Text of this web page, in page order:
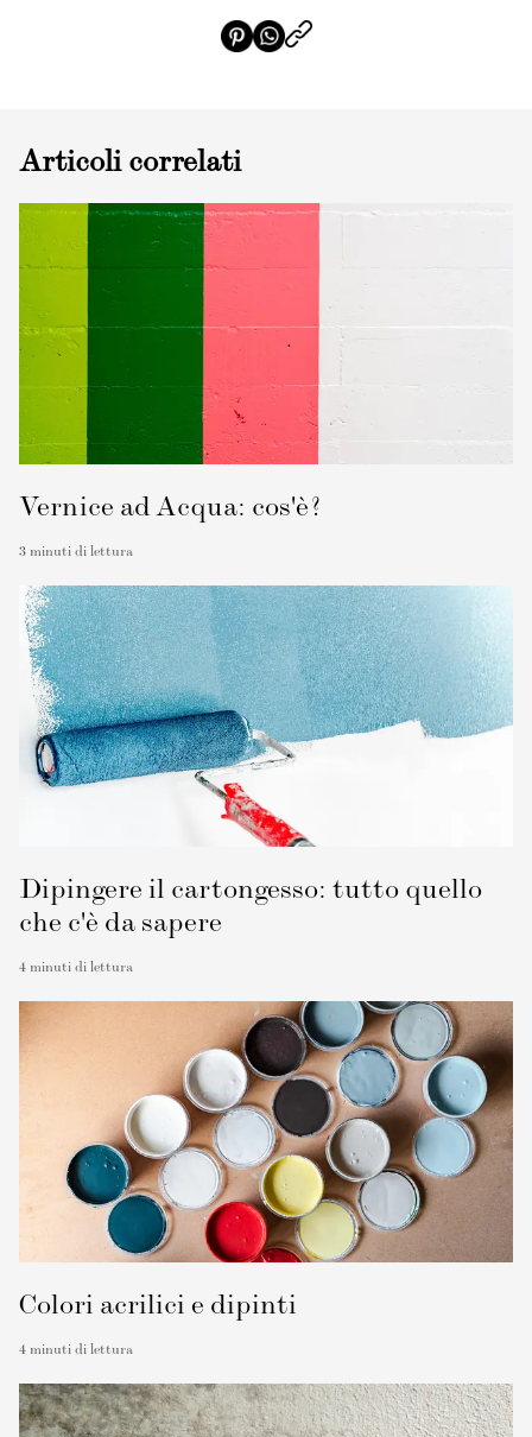
Articoli correlati
Vernice ad Acqua: cos'è?
3 minuti di lettura
Dipingere il cartongesso: tutto quello
che c'è da sapere
4 minuti di lettura
Colori acrilici e dipinti
4 minuti di lettura